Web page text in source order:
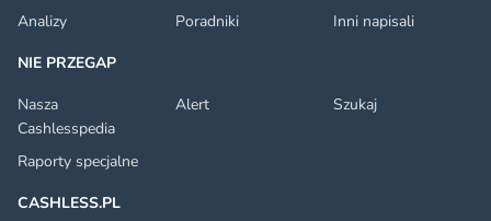
Analizy
Poradniki
Inni napisali
NIE PRZEGAP
Nasza
Cashlesspedia
Alert Szukaj
Raporty specjalne
CASHLESS.PL